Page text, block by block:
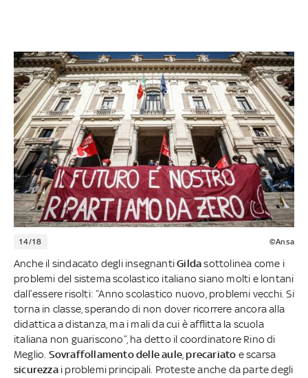
14/18 ©Ansa
Anche il sindacato degli insegnantiGildasottolinea come i
problemi del sistema scolastico italiano siano molti e lontani
dall’essere risolti: “Anno scolastico nuovo, problemi vecchi. Si
torna in classe, sperando di non dover ricorrere ancora alla
didattica a distanza, ma i mali da cui è afflitta la scuola
italiana non guariscono”, ha detto il coordinatore Rino di
Meglio. Sovraffollamento delle aule precariato e scarsa
sicurezzai problemi principali. Proteste anche da parte degli